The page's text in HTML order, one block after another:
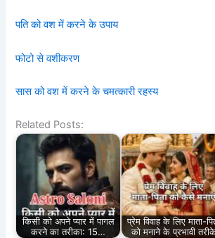
पति को वश में करने के उपाय
फोटो से वशीकरण
सास को वश में करने के चमत्कारी रहस्य
Related Posts:
किसी को अपने प्यार में पागल
करने का तरीका: 15…
प्रेम विवाह के लिए माता-
को मनाने के प्रभावी